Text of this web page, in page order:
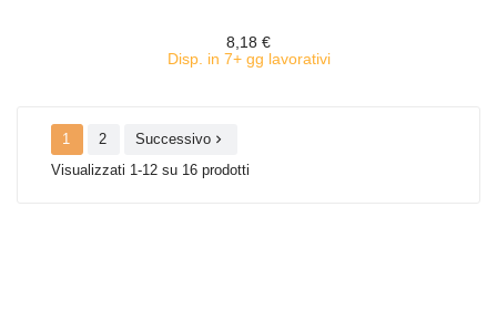
8,18 €
Disp. in 7+ gg lavorativi
1 2 Successivo 
Visualizzati 1-12 su 16 prodotti